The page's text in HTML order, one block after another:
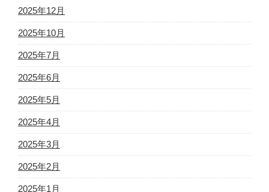
2025年12月
2025年10月
2025年7月
2025年6月
2025年5月
2025年4月
2025年3月
2025年2月
2025年1月